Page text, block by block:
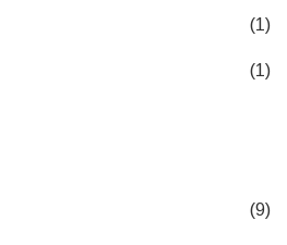
(1)
(1)
(9)